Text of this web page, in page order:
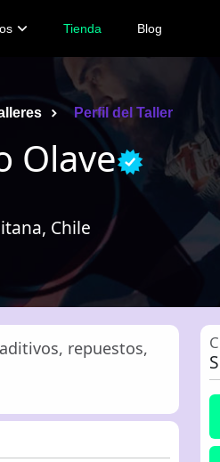
Tienda Blog
Perfil del Taller
Olave
Chile
repuestos,